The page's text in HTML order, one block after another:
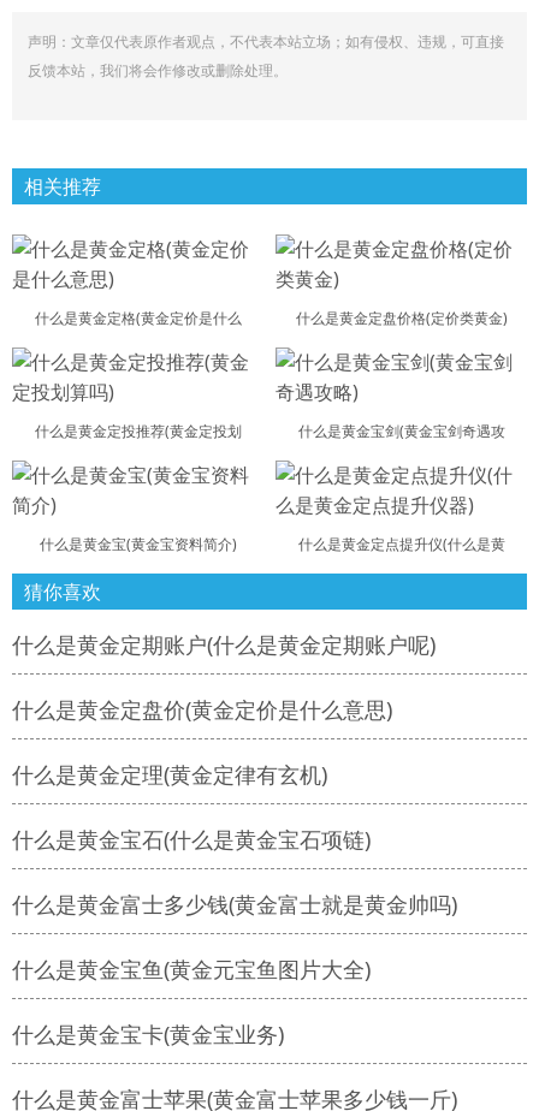
声明：文章仅代表原作者观点，不代表本站立场；如有侵权、违规，可直接
反馈本站，我们将会作修改或删除处理。
相关推荐
什么是黄金定格(黄金定价是什么 什么是黄金定盘价格(定价类黄金)
什么是黄金定投推荐(黄金定投划 什么是黄金宝剑(黄金宝剑奇遇攻
什么是黄金宝(黄金宝资料简介) 什么是黄金定点提升仪(什么是黄
猜你喜欢
什么是黄金定期账户(什么是黄金定期账户呢)
什么是黄金定盘价(黄金定价是什么意思)
什么是黄金定理(黄金定律有玄机)
什么是黄金宝石(什么是黄金宝石项链)
什么是黄金富士多少钱(黄金富士就是黄金帅吗)
什么是黄金宝鱼(黄金元宝鱼图片大全)
什么是黄金宝卡(黄金宝业务)
什么是黄金富士苹果(黄金富士苹果多少钱一斤)